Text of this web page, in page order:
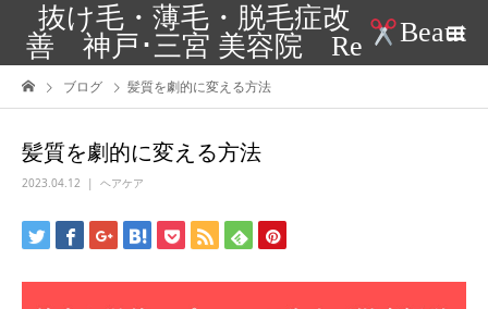
抜け毛・薄毛・脱毛症改
善 神戸･三宮 美容院 Re
Beaut
ブログ 髪質を劇的に変える方法
髪質を劇的に変える方法
2023.04.12 ヘアケア